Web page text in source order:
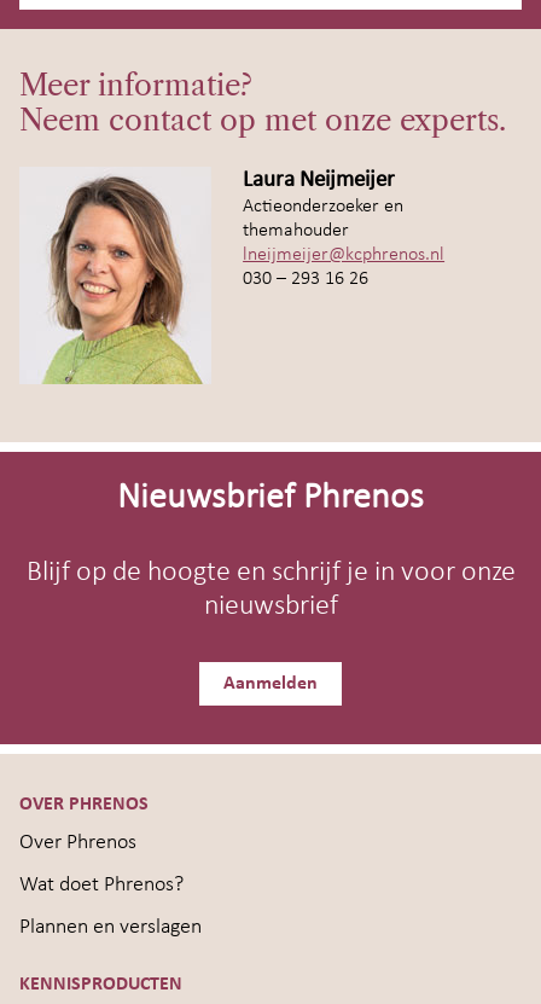
Meer informatie?
Neem contact op met onze experts.
Laura Neijmeijer
Actieonderzoeker en
themahouder
lneijmeijer@kcphrenos.nl
030 – 293 16 26
Site-
Nieuwsbrief Phrenos
Blijf op de hoogte en schrijf je in voor onze
nieuwsbrief
Aanmelden
OVER PHRENOS
Over Phrenos
Wat doet Phrenos?
Plannen en verslagen
KENNISPRODUCTEN